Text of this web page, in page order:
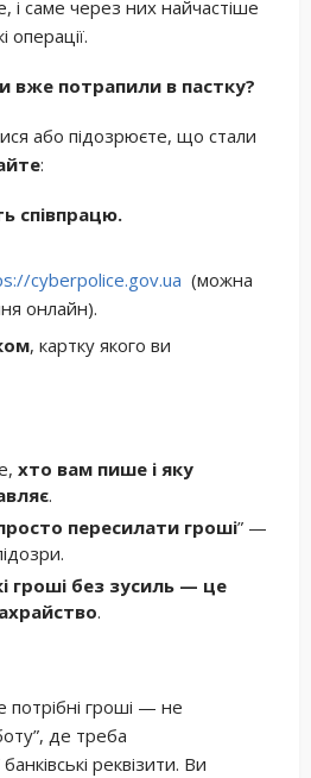
і саме через них найчастіше
потрапили в пастку?
або підозрюєте, що стали
:
співпрацю.
cyberpolice.gov.ua (можна
онлайн).
, картку якого ви
хто вам пише і яку
.
пересилати гроші” —
гроші без зусиль — це
.
гроші — не
де треба
реквізити. Ви